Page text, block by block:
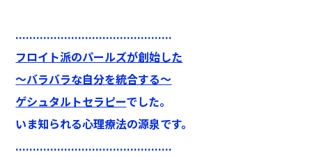
.............................................
フロイト派のパールズが創始した
～バラバラな自分を統合する～
ゲシュタルトセラピーでした。
いま知られる心理療法の源泉です。
.............................................